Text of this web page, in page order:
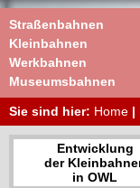
Straßenbahnen
Kleinbahnen
Werkbahnen
Museumsbahnen
Sie sind hier: Home |
Entwicklung
der
in OWL